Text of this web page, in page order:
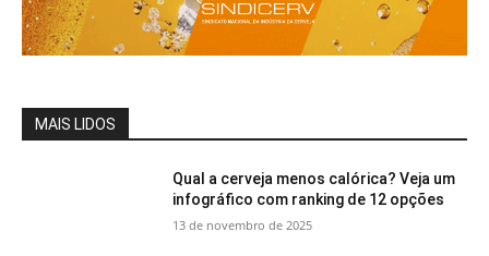
MAIS LIDOS
Qual a cerveja menos calórica? Veja um
infográfico com ranking de 12 opções
13 de novembro de 2025